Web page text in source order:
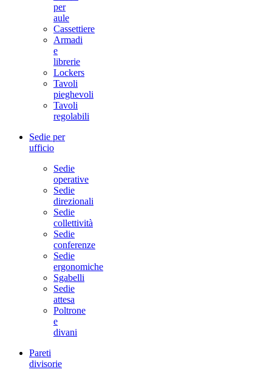
per
aule
Cassettiere
Armadi
e
librerie
Lockers
Tavoli
pieghevoli
Tavoli
regolabili
Sedie per
ufficio
Sedie
operative
Sedie
direzionali
Sedie
collettività
Sedie
conferenze
Sedie
ergonomiche
Sgabelli
Sedie
attesa
Poltrone
e
divani
Pareti
divisorie